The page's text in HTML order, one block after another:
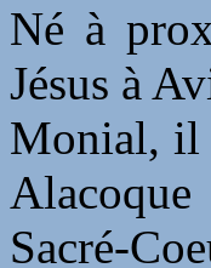
Né à
Jésus à
Monial, il
Sacré-